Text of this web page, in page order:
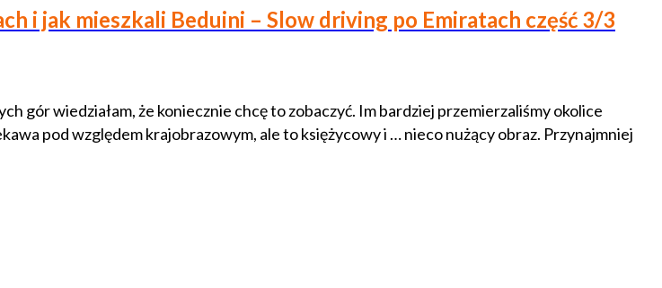
i jak mieszkali Beduini – Slow driving po Emiratach część 3/3
gór wiedziałam, że koniecznie chcę to zobaczyć. Im bardziej przemierzaliśmy okolice
pod względem krajobrazowym, ale to księżycowy i … nieco nużący obraz. Przynajmniej